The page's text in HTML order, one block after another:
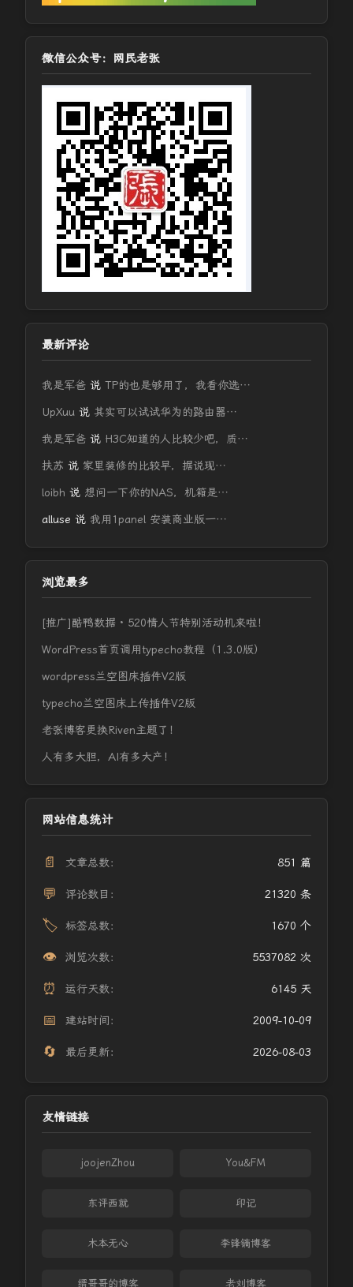
微信公众号：网民老张
最新评论
我是军爸 说 TP的也是够用了，我看你选…
UpXuu 说 其实可以试试华为的路由器…
我是军爸 说 H3C知道的人比较少吧，质…
扶苏 说 家里装修的比较早，据说现…
loibh 说 想问一下你的NAS，机箱是…
alluse 说 我用1panel 安装商业版一…
浏览最多
[推广]酷鸭数据 · 520情人节特别活动机来啦！
WordPress首页调用typecho教程（1.3.0版）
wordpress兰空图床插件V2版
typecho兰空图床上传插件V2版
老张博客更换Riven主题了！
人有多大胆，AI有多大产！
网站信息统计
📄 文章总数： 851 篇
💬 评论数目： 21320 条
🏷️ 标签总数： 1670 个
👁️ 浏览次数： 5537082 次
⏰ 运行天数： 6145 天
📅 建站时间： 2009-10-09
🔄 最后更新： 2026-08-03
友情链接
joojenZhou You&FM
东评西就 印记
木本无心 李锋镝博客
缙哥哥的博客 老刘博客